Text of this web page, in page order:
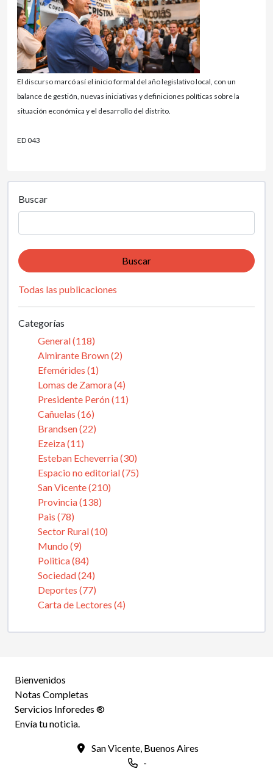
El discurso marcó así el inicio formal del año legislativo local, con un
balance de gestión, nuevas iniciativas y definiciones políticas sobre la
situación económica y el desarrollo del distrito.
ED 043
Buscar
Buscar
Todas las publicaciones
Categorías
General (118)
Almirante Brown (2)
Efemérides (1)
Lomas de Zamora (4)
Presidente Perón (11)
Cañuelas (16)
Brandsen (22)
Ezeiza (11)
Esteban Echeverria (30)
Espacio no editorial (75)
San Vicente (210)
Provincia (138)
Pais (78)
Sector Rural (10)
Mundo (9)
Politica (84)
Sociedad (24)
Deportes (77)
Carta de Lectores (4)
Bienvenidos
Notas Completas
Servicios Inforedes ®
Envía tu noticia.
San Vicente, Buenos Aires
-